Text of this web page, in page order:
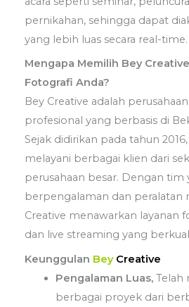
pernikahan, sehingga dapat
yang lebih luas secara real-time.
Mengapa Memilih Bey
Fotografi Anda?
Bey Creative adalah
profesional yang berbasis di
Sejak didirikan pada tahun
melayani berbagai klien dari
perusahaan besar. Dengan tim
berpengalaman dan peralatan
Creative menawarkan layanan
dan live streaming yang
Keunggulan Bey Creative
Pengalaman Luas, Telah
berbagai proyek dari